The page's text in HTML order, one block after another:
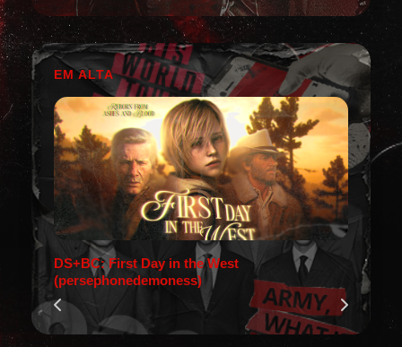
EM ALTA
DS+BC: First Day in the West
(persephonedemoness)